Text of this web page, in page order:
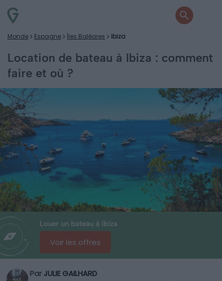
Monde Espagne Îles Baléares Ibiza
Location de bateau à Ibiza : comment
faire et où ?
Louer un bateau à Ibiza
Voir les offres
Par JULIE GAILHARD